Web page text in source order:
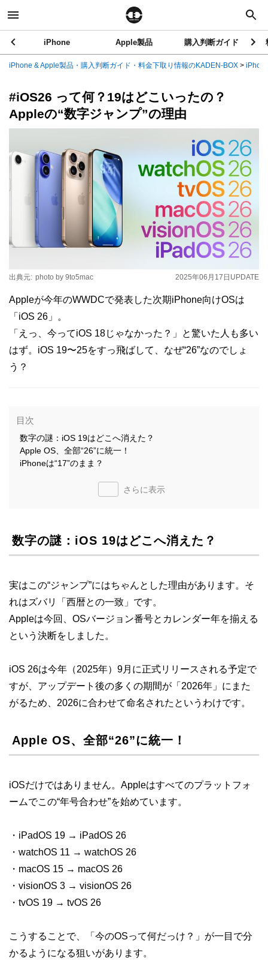
iPhone Apple製品 購入判断ガイド
iPhone & Apple製品・購入判断ガイド・料金下取り情報のKADEN-BOX >
#iOS26 って何？19はどこいったの？
Appleの“数字ジャンプ”の理由
2025年06月17日 UPDATE
出典元: photo by 9to5mac
Appleが今年のWWDCで発表した次期iPhone向けOSは
「iOS 26」。
「えっ、今ってiOS 18じゃなかった？」と驚いた人も多い
はず。iOS 19〜25をすっ飛ばして、なぜ“26”なのでしょ
う？
目次
数字の謎：iOS 19はどこへ消えた？
Apple OS、全部“26”に統一！
iPhoneは“17”のまま？
さらに表示
数字の謎：iOS 19はどこへ消えた？
実はこの“ジャンプ”にはちゃんとした理由があります。そ
れはズバリ「西暦との一致」です。
Appleは今回、OSバージョン番号とカレンダー年を揃える
という決断をしました。
iOS 26は今年（2025年）9月に正式リリースされる予定で
すが、アップデート後の多くの期間が「2026年」にまた
がるため、2026に合わせて命名されたというわけです。
Apple OS、全部“26”に統一！
iOSだけではありません。Appleはすべてのプラットフォ
ームでこの“年号合わせ”を始めています。
・iPadOS 19 → iPadOS 26
・watchOS 11 → watchOS 26
・macOS 15 → macOS 26
・visionOS 3 → visionOS 26
・tvOS 19 → tvOS 26
こうすることで、「今のOSって何だっけ？」が一目で分
かるようになる狙いがあります。